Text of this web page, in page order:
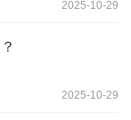
2025-10-29
2025-10-29